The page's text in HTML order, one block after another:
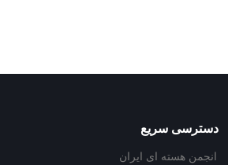
دسترسی سریع
انجمن هسته ای ایران